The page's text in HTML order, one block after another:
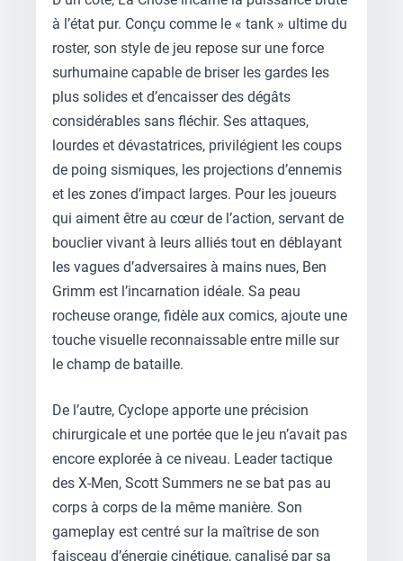
à l’état pur. Conçu comme le « tank » ultime du
roster, son style de jeu repose sur une force
surhumaine capable de briser les gardes les
plus solides et d’encaisser des dégâts
considérables sans fléchir. Ses attaques,
lourdes et dévastatrices, privilégient les coups
de poing sismiques, les projections d’ennemis
et les zones d’impact larges. Pour les joueurs
qui aiment être au cœur de l’action, servant de
bouclier vivant à leurs alliés tout en déblayant
les vagues d’adversaires à mains nues, Ben
Grimm est l’incarnation idéale. Sa peau
rocheuse orange, fidèle aux comics, ajoute une
touche visuelle reconnaissable entre mille sur
le champ de bataille.
De l’autre, Cyclope apporte une précision
chirurgicale et une portée que le jeu n’avait pas
encore explorée à ce niveau. Leader tactique
des X-Men, Scott Summers ne se bat pas au
corps à corps de la même manière. Son
gameplay est centré sur la maîtrise de son
faisceau d’énergie cinétique, canalisé par sa